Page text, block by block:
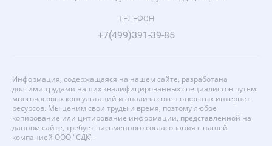
ТЕЛЕФОН
+7(499)391-39-85
Информация, содержащаяся на нашем сайте, разработана
долгими трудами наших квалифицированных специалистов путем
многочасовых консультаций и анализа сотен открытых интернет-
ресурсов. Мы ценим свои труды и время, поэтому любое
копирование или цитирование информации, представленной на
данном сайте, требует письменного согласования с нашей
компанией ООО "СДК".